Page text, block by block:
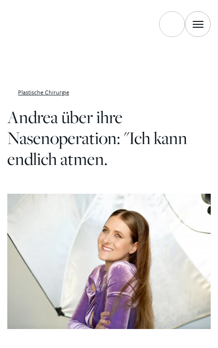
Plastische Chirurgie
Andrea über ihre
Nasenoperation: "Ich kann
endlich atmen.